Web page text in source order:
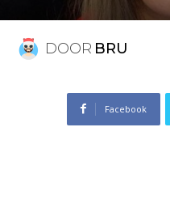
DOOR BRU
Facebook